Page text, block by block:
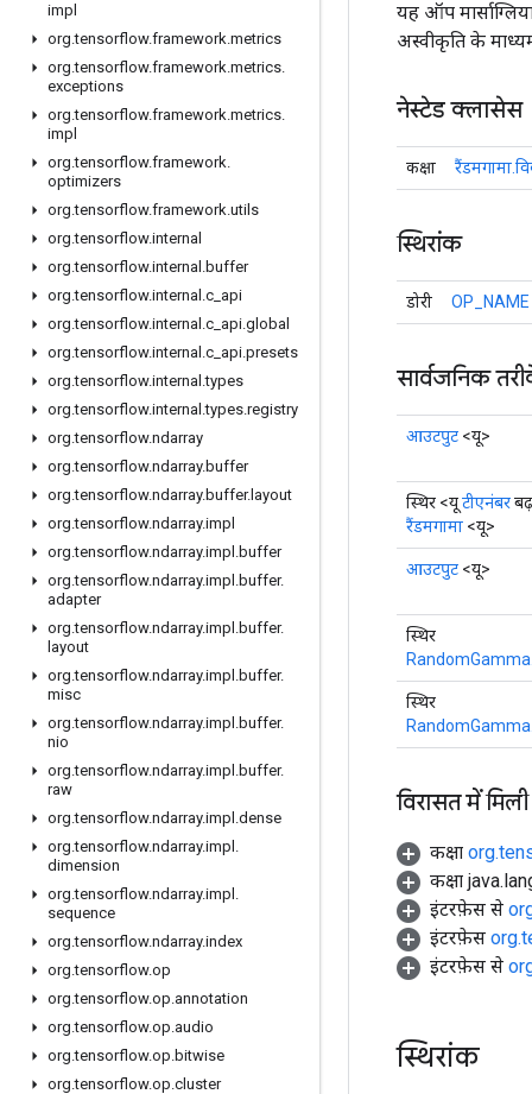
impl
org.tensorflow.framework.metrics
org.tensorflow.framework.metrics.
exceptions
org.tensorflow.framework.metrics.
impl
org.tensorflow.framework.
optimizers
org.tensorflow.framework.utils
org.tensorflow.internal
org.tensorflow.internal .buffer
org.tensorflow.internal .c api
org.tensorflow.internal .c api.global
org.tensorflow.internal .c api.presets
org.tensorflow.internal .types
org.tensorflow.internal .types.registry
org.tensorflow.ndarray
org.tensorflow.ndarray.buffer
org.tensorflow.ndarray.buffer. layout
org.tensorflow.ndarray.impl
org.tensorflow.ndarray.impl .buffer
org.tensorflow.ndarray.impl .buffer.
adapter
org.tensorflow.ndarray.impl .buffer.
layout
org.tensorflow.ndarray.impl .buffer.
misc
org.tensorflow.ndarray.impl .buffer.
nio
org.tensorflow.ndarray.impl .buffer.
raw
org.tensorflow.ndarray.impl .dense
org.tensorflow.ndarray.impl .
dimension
org.tensorflow.ndarray.impl .
sequence
org.tensorflow.ndarray.index
org.tensorflow.op
org.tensorflow.op.annotation
org.tensorflow.op.audio
org.tensorflow.op.bitwise
org.tensorflow.op.cluster
यह ऑप
अस्वीकृति के
नेस्टेड क्लासेस
कक्षा
स्थिरांक
डोरी OP_NAME
सार्वजनिक
आउटपुट <यू>
स्थिर <यूटीएनंबर
रैंडमगामा <यू>
आउटपुट <यू>
स्थिर
स्थिर
विरासत में मिली
कक्षा
कक्षा
इंटरफ़ेस से
इंटरफ़ेस
इंटरफ़ेस से
स्थिरांक